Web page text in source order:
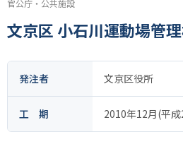
官公庁・公共施設
文京区 小石川運動場管
発注者 文京区役所
工 期 2010年12月(平